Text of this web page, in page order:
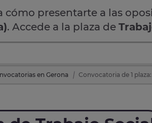
cómo presentarte a las
. Accede a la plaza de
en Gerona Convocatoria de 1